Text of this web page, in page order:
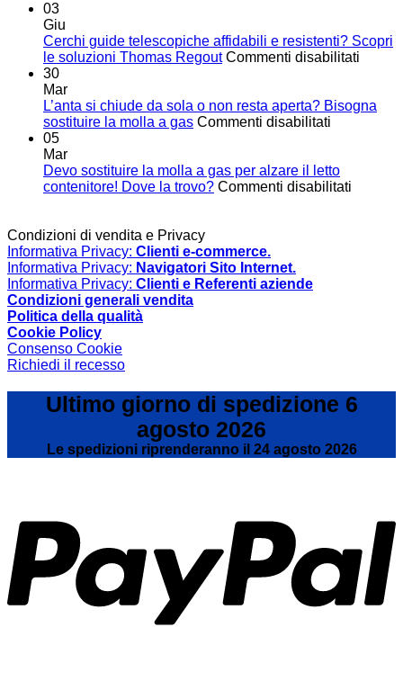
03
Giu
Cerchi guide telescopiche affidabili e resistenti? Scopri
le soluzioni Thomas Regout Commenti disabilitati
30
Mar
L’anta si chiude da sola o non resta aperta? Bisogna
sostituire la molla a gas Commenti disabilitati
chiude
da
05
Mar
Devo sostituire la molla a gas per alzare il letto
contenitore! Dove la trovo? Commenti disabilitati
la
trovo?
Condizioni di vendita e Privacy
Informativa Privacy: Clienti e-commerce.
Informativa Privacy: Navigatori Sito Internet.
Informativa Privacy: Clienti e Referenti aziende
Condizioni generali vendita
Politica della qualità
Cookie Policy
Consenso Cookie
Richiedi il recesso
Ultimo giorno di spedizione 6
agosto 2026
Le spedizioni riprenderanno il 24 agosto 2026